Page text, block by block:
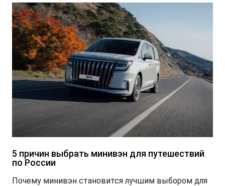
5 причин выбрать минивэн для путешествий
по России
Почему минивэн становится лучшим выбором для